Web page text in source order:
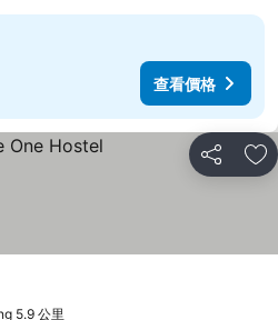
查看價格
分享 放
格
5.9 公里